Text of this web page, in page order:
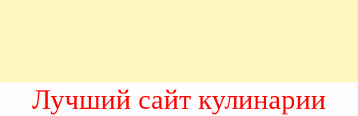
Лучший сайт кулинарии